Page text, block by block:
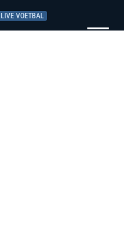
LIVE VOETBAL